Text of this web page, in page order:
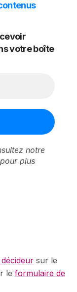
votre boîte
notre
plus
sur le
le formulaire de